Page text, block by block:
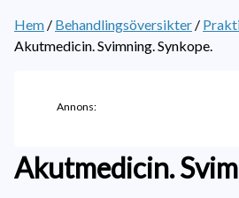
Hem / Behandlingsöversikter /
Akutmedicin. Svimning. Synkope.
Annons:
Akutmedicin.